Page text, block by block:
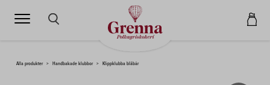
Alla produkter > Handbakade klubbor > Klippklubba blåbär